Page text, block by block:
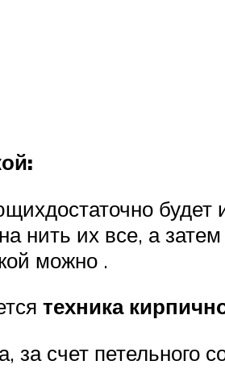
будет
нить их все, а
можно .
техника
счет петельного